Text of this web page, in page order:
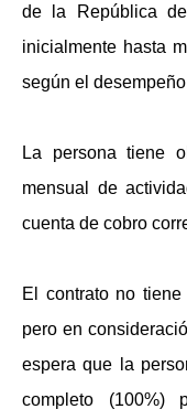
de la República
inicialmente hasta
según el
La persona tiene
mensual de
cuenta de cobro
El contrato no
pero en
espera que la
completo